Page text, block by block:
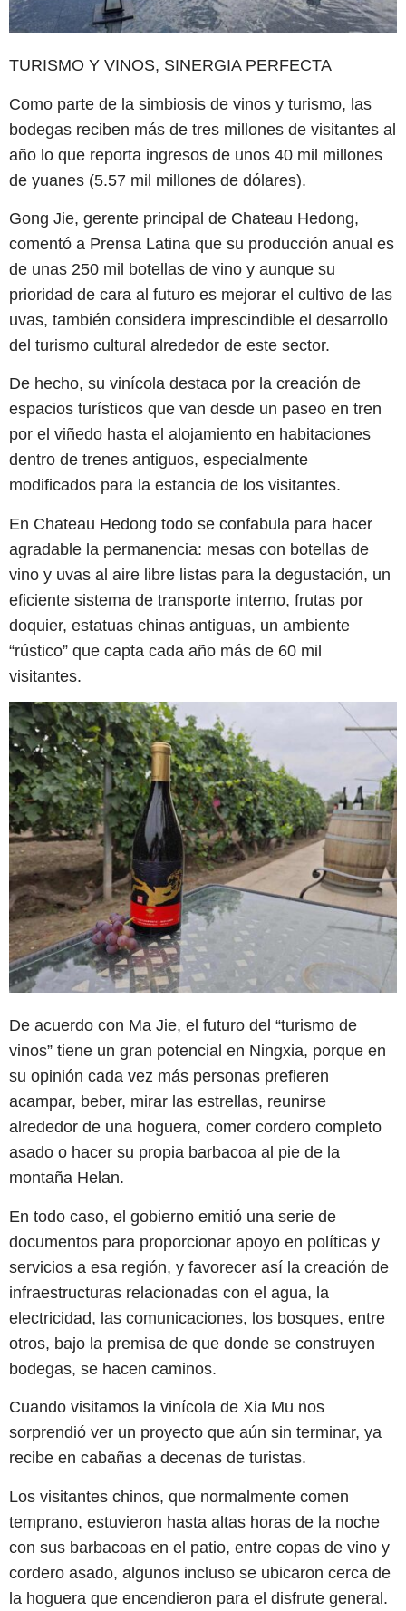
TURISMO Y VINOS, SINERGIA PERFECTA
Como parte de la simbiosis de vinos y turismo, las
bodegas reciben más de tres millones de visitantes al
año lo que reporta ingresos de unos 40 mil millones
de yuanes (5.57 mil millones de dólares).
Gong Jie, gerente principal de Chateau Hedong,
comentó a Prensa Latina que su producción anual es
de unas 250 mil botellas de vino y aunque su
prioridad de cara al futuro es mejorar el cultivo de las
uvas, también considera imprescindible el desarrollo
del turismo cultural alrededor de este sector.
De hecho, su vinícola destaca por la creación de
espacios turísticos que van desde un paseo en tren
por el viñedo hasta el alojamiento en habitaciones
dentro de trenes antiguos, especialmente
modificados para la estancia de los visitantes.
En Chateau Hedong todo se confabula para hacer
agradable la permanencia: mesas con botellas de
vino y uvas al aire libre listas para la degustación, un
eficiente sistema de transporte interno, frutas por
doquier, estatuas chinas antiguas, un ambiente
“rústico” que capta cada año más de 60 mil
visitantes.
De acuerdo con Ma Jie, el futuro del “turismo de
vinos” tiene un gran potencial en Ningxia, porque en
su opinión cada vez más personas prefieren
acampar, beber, mirar las estrellas, reunirse
alrededor de una hoguera, comer cordero completo
asado o hacer su propia barbacoa al pie de la
montaña Helan.
En todo caso, el gobierno emitió una serie de
documentos para proporcionar apoyo en políticas y
servicios a esa región, y favorecer así la creación de
infraestructuras relacionadas con el agua, la
electricidad, las comunicaciones, los bosques, entre
otros, bajo la premisa de que donde se construyen
bodegas, se hacen caminos.
Cuando visitamos la vinícola de Xia Mu nos
sorprendió ver un proyecto que aún sin terminar, ya
recibe en cabañas a decenas de turistas.
Los visitantes chinos, que normalmente comen
temprano, estuvieron hasta altas horas de la noche
con sus barbacoas en el patio, entre copas de vino y
cordero asado, algunos incluso se ubicaron cerca de
la hoguera que encendieron para el disfrute general.